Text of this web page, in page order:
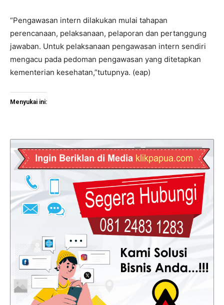
“Pengawasan intern dilakukan mulai tahapan
perencanaan, pelaksanaan, pelaporan dan pertanggung
jawaban. Untuk pelaksanaan pengawasan intern sendiri
mengacu pada pedoman pengawasan yang ditetapkan
kementerian kesehatan,”tutupnya. (eap)
Menyukai ini: